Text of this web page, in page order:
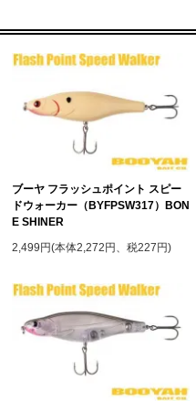
ブーヤ フラッシュポイント スピー
ドウォーカー（BYFPSW317）BON
E SHINER
2,499円(本体2,272円、税227円)